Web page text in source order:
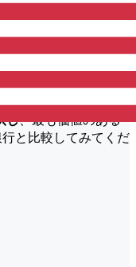
し、最も価値のある
と比較してみてくだ